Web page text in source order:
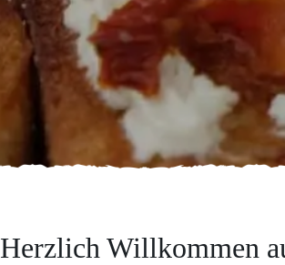
Herzlich Willkommen